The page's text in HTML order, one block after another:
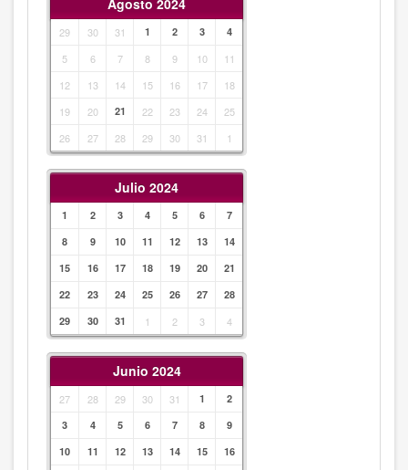
Agosto 2024
29 30 31 1 2 3 4
5 6 7 8 9 10
11
12
13 14 15 16 17
18
19
20 21 22 23 24
25
26
27 28 29 30 31 1
Julio 2024
1 2 3 4 5 6
7
8
9 10 11 12 13
14
15
16 17 18 19 20
21
22
23 24 25 26 27
28
29
30 31 1 2 3 4
Junio 2024
27 28 29 30 31 1
2
3
4 5 6 7 8
9
10
11 12 13 14 15
16